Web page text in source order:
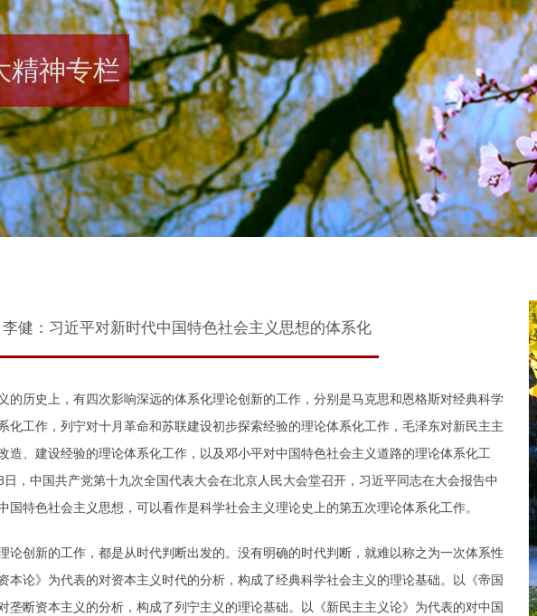
精神专栏
李健：习近平对新时代中国特色社会主义思想的体系化
历史上，有四次影响深远的体系化理论创新的工作，分别是马克思和恩格斯对经典科学
化工作，列宁对十月革命和苏联建设初步探索经验的理论体系化工作，毛泽东对新民主主
造、建设经验的理论体系化工作，以及邓小平对中国特色社会主义道路的理论体系化工
，中国共产党第十九次全国代表大会在北京人民大会堂召开，习近平同志在大会报告中
国特色社会主义思想，可以看作是科学社会主义理论史上的第五次理论体系化工作。
创新的工作，都是从时代判断出发的。没有明确的时代判断，就难以称之为一次体系性
本论》为代表的对资本主义时代的分析，构成了经典科学社会主义的理论基础。以《帝国
垄断资本主义的分析，构成了列宁主义的理论基础。以《新民主主义论》为代表的对中国